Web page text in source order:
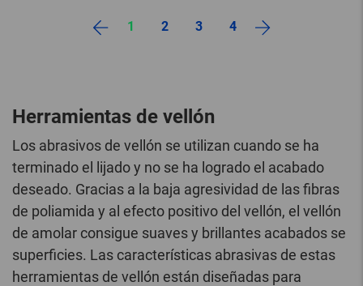
1 2 3 4
Herramientas de vellón
Los abrasivos de vellón se utilizan cuando se ha
terminado el lijado y no se ha logrado el acabado
deseado. Gracias a la baja agresividad de las fibras
de poliamida y al efecto positivo del vellón, el vellón
de amolar consigue suaves y brillantes acabados se
superficies. Las características abrasivas de estas
herramientas de vellón están diseñadas para